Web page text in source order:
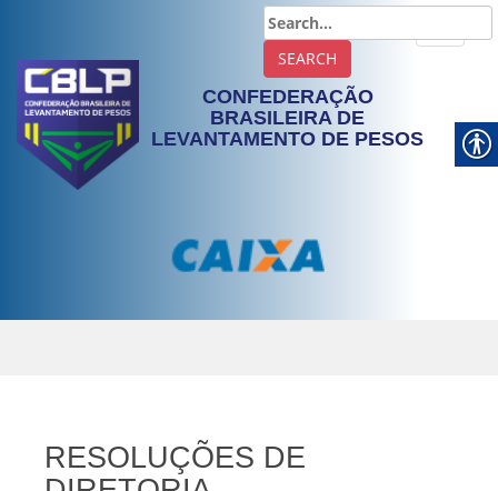
CONFEDERAÇÃO
BRASILEIRA DE
LEVANTAMENTO DE PESOS
RESOLUÇÕES DE